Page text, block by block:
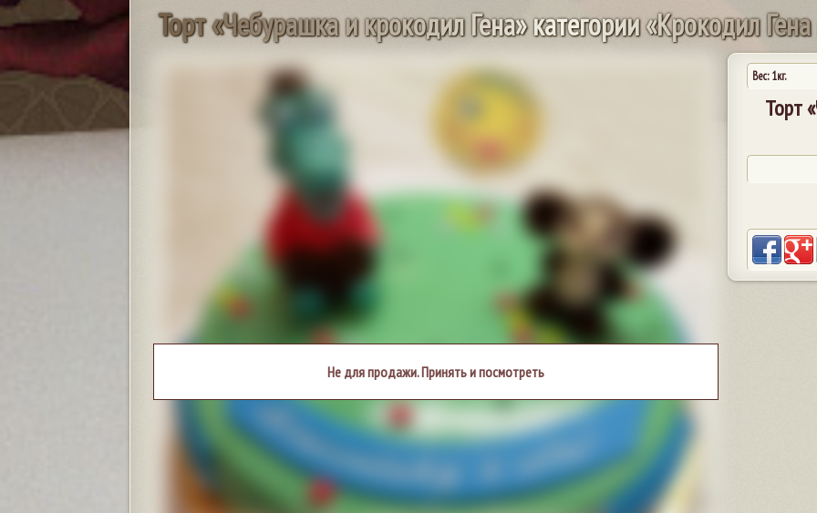
Торт«ЧебурашкаикрокодилГена»категории«КрокодилГена
Не для продажи. Принять и посмотреть
Вес: 1кг.
Торт